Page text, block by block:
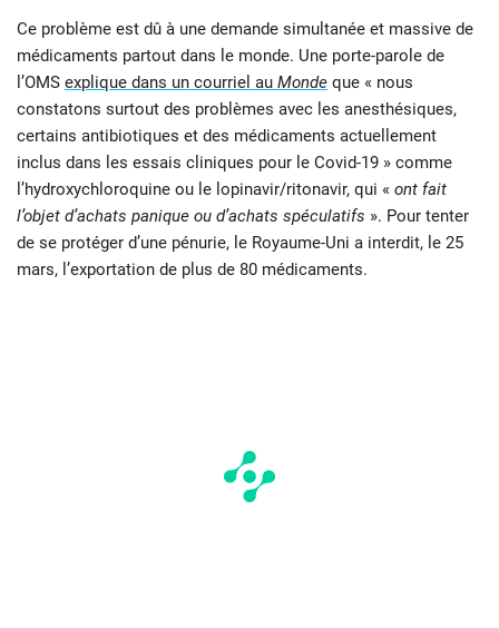
Ce problème est dû à une demande simultanée et massive de
médicaments partout dans le monde. Une porte-parole de
l’OMS explique dans un courriel au Monde que « nous
constatons surtout des problèmes avec les anesthésiques,
certains antibiotiques et des médicaments actuellement
inclus dans les essais cliniques pour le Covid-19 » comme
l’hydroxychloroquine ou le lopinavir/ritonavir, qui « ont fait
l’objet d’achats panique ou d’achats spéculatifs ». Pour tenter
de se protéger d’une pénurie, le Royaume-Uni a interdit, le 25
mars, l’exportation de plus de 80 médicaments.